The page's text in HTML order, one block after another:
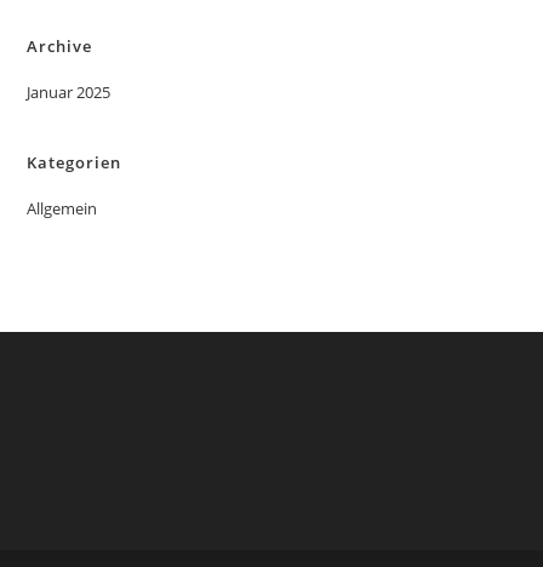
Archive
Januar 2025
Kategorien
Allgemein